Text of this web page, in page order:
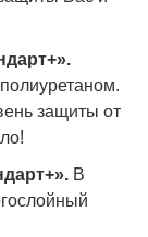
защиты от
В